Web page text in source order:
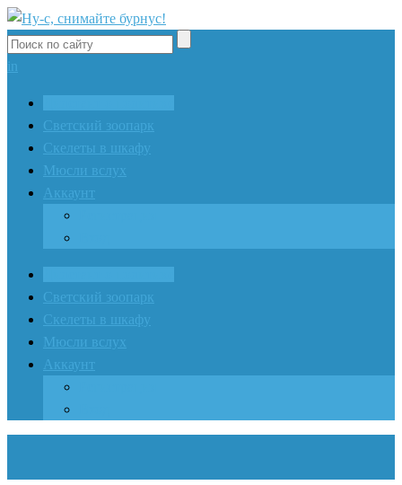
Светский зоопарк
Скелеты в шкафу
Мюсли вслух
Аккаунт
Светский зоопарк
Скелеты в шкафу
Мюсли вслух
Аккаунт